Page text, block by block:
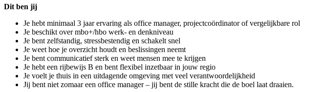
Dit ben jij
Je hebt minimaal 3 jaar ervaring als office manager, projectcoördinator of vergelijkbare rol
Je beschikt over mbo+/hbo werk- en denkniveau
Je bent zelfstandig, stressbestendig en schakelt snel
Je weet hoe je overzicht houdt en beslissingen neemt
Je bent communicatief sterk en weet mensen mee te krijgen
Je hebt een rijbewijs B en bent flexibel inzetbaar in jouw regio
Je voelt je thuis in een uitdagende omgeving met veel verantwoordelijkheid
Jij bent niet zomaar een office manager – jij bent de stille kracht die de boel laat draaien.